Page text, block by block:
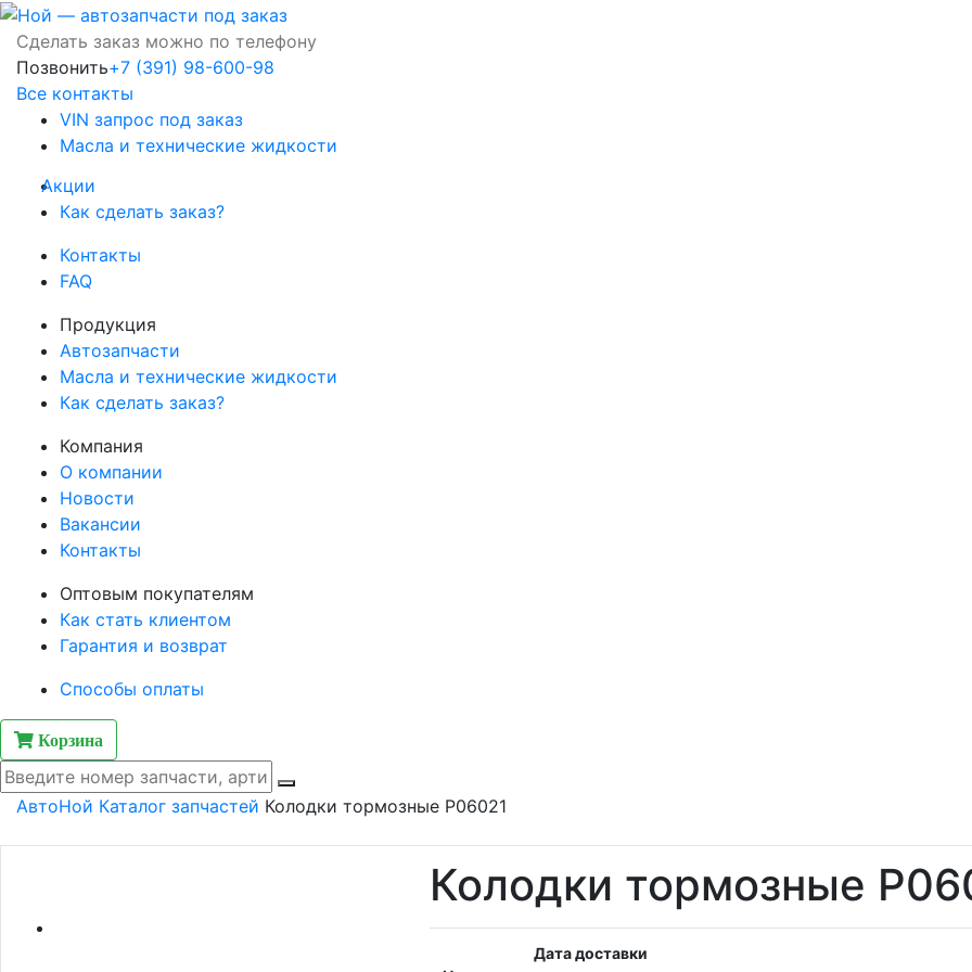
Сделать заказ можно по телефону
Позвонить+7 (391) 98-600-98
Все контакты
VIN запрос под заказ
Масла и технические жидкости
Акции
Как сделать заказ?
Контакты
FAQ
Продукция
Автозапчасти
Масла и технические жидкости
Как сделать заказ?
Компания
О компании
Новости
Вакансии
Контакты
Оптовым покупателям
Как стать клиентом
Гарантия и возврат
Способы оплаты
Корзина
АвтоНой Каталог запчастей Колодки тормозные P06021
Колодки тормозные
Дата доставки